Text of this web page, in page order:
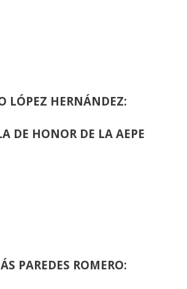
LÓPEZ HERNÁNDEZ:
DE HONOR DE LA AEPE
PAREDES ROMERO: